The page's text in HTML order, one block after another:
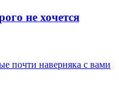
не хочется